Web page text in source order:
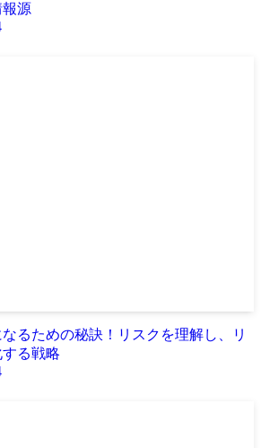
源
るための秘訣！リスクを理解し、リ
る戦略